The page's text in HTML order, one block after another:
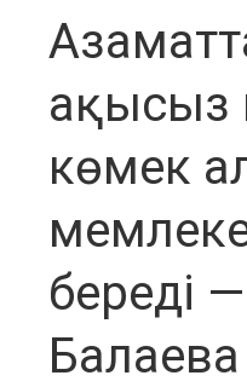
ақысыз
көмек
береді
Балаева